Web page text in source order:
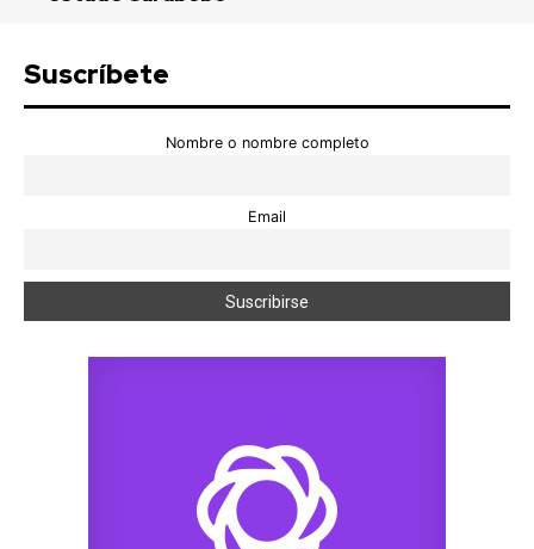
Suscríbete
Nombre o nombre completo
Email